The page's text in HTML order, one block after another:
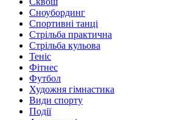
Сноубординг
Спортивні танці
Стрільба практична
Стрільба кульова
Теніс
Фітнес
Футбол
Художня гімнастика
Види спорту
Події